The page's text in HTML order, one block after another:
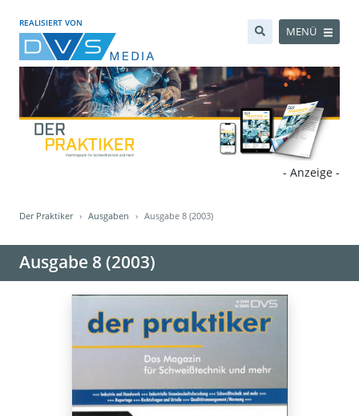
REALISIERT VON
MENÜ
- Anzeige -
Der Praktiker Ausgaben Ausgabe 8 (2003)
Ausgabe 8 (2003)